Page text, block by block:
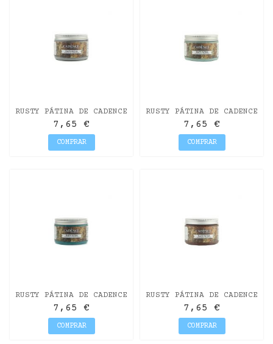
RUSTY PÁTINA DE CADENCE
150ML GRIS
7,65 €
COMPRAR
RUSTY PÁTINA DE CADENCE
150ML VERDE MOHO
7,65 €
COMPRAR
RUSTY PÁTINA DE CADENCE
150ML VERDE
7,65 €
COMPRAR
RUSTY PÁTINA DE CADENCE
150ML MARRÓN
7,65 €
COMPRAR